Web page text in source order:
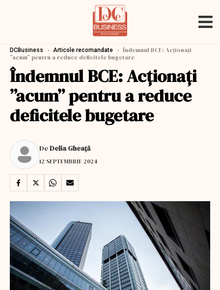
DCBusiness › Articole recomandate › Îndemnul BCE: Acționați
”acum” pentru a reduce deficitele bugetare
Îndemnul BCE: Acționați
”acum” pentru a reduce
deficitele bugetare
DeDelia Gheață
12 SEPTEMBRIE 2024